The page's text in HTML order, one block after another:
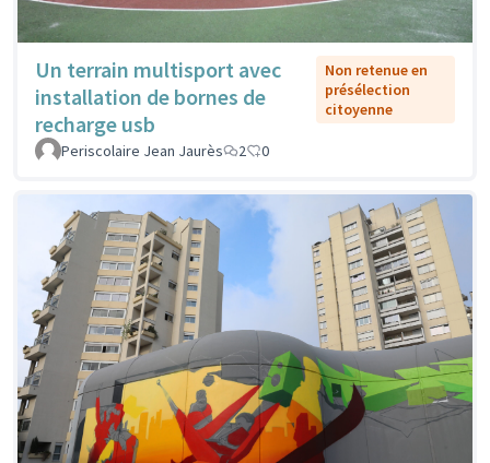
Un terrain multisport avec
installation de bornes de
recharge usb
Non retenue en
présélection
citoyenne
Periscolaire Jean Jaurès 2 0